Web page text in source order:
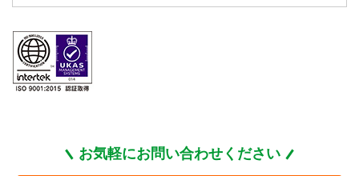
お気軽にお問い合わせください